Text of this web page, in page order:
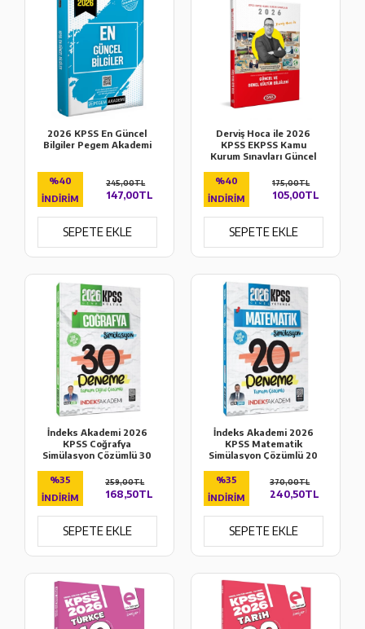
2026 KPSS En Güncel
Bilgiler Pegem Akademi
%40
İNDIRIM
147,00TL
245,00TL
SEPETE EKLE
Derviş Hoca ile 2026
KPSS EKPSS Kamu
Kurum Sınavları Güncel
Data Yayınları
%40
İNDIRIM
105,00TL
175,00TL
SEPETE EKLE
İndeks Akademi 2026
KPSS Coğrafya
Simülasyon Çözümlü 30
%35
İNDIRIM
168,50TL
259,00TL
SEPETE EKLE
İndeks Akademi 2026
KPSS Matematik
Simülasyon Çözümlü 20
%35
İNDIRIM
240,50TL
370,00TL
SEPETE EKLE